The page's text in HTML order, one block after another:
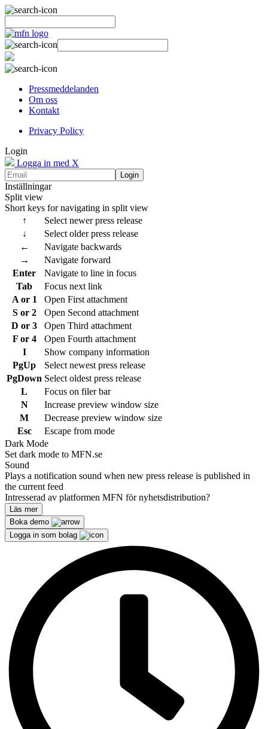
Pressmeddelanden
Om oss
Kontakt
Privacy Policy
Login
Logga in med X
Login
Inställningar
Split view
Short keys for navigating in split view
↑
Select newer press release
↓
Select older press release
←
Navigate backwards
→
Navigate forward
Enter
Navigate to line in focus
Tab
Focus next link
A or 1
Open First attachment
S or 2
Open Second attachment
D or 3
Open Third attachment
F or 4
Open Fourth attachment
I
Show company information
PgUp
Select newest press release
PgDown Select oldest press release
L
Focus on filer bar
N
Increase preview window size
M
Decrease preview window size
Esc
Escape from mode
Dark Mode
Set dark mode to MFN.se
Sound
Plays a notification sound when new press release is published in
the current feed
Intresserad av platformen MFN för nyhetsdistribution?
Läs mer
Boka demo
Logga in som bolag